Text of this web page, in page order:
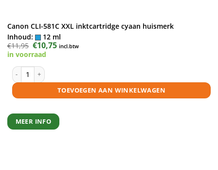
Canon CLI-581C XXL inktcartridge cyaan huismerk
Inhoud:
12 ml
€11,95 Oorspronkelijke
prijs
was:
€10,75Huidige
prijs
incl.btw
in voorraad
Canon CLI-581C XXL inktcartridge cyaan huismerk aantal
TOEVOEGEN AAN WINKELWAGEN
MEER INFO